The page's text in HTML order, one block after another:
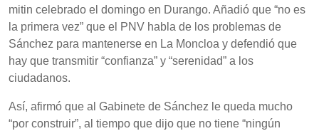
mitin celebrado el domingo en Durango. Añadió que “no es
la primera vez” que el PNV habla de los problemas de
Sánchez para mantenerse en La Moncloa y defendió que
hay que transmitir “confianza” y “serenidad” a los
ciudadanos.
Así, afirmó que al Gabinete de Sánchez le queda mucho
“por construir”, al tiempo que dijo que no tiene “ningún